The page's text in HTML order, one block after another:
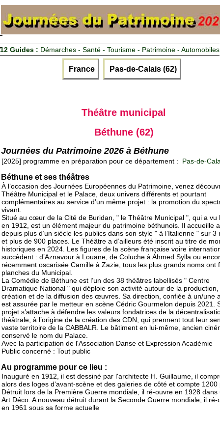
12 Guides : Démarches - Santé - Tourisme - Patrimoine - Automobiles
France Pas-de-Calais (62)
Théâtre municipal
Béthune (62)
Journées du Patrimoine 2026 à Béthune
[2025] programme en préparation pour ce département : Pas-de-
Béthune et ses théâtres
À l’occasion des Journées Européennes du Patrimoine, venez
Théâtre Municipal et le Palace, deux univers différents et pourtant
complémentaires au service d’un même projet : la promotion du
vivant.
Situé au cœur de la Cité de Buridan, " le Théâtre Municipal ", qui a vu
en 1912, est un élément majeur du patrimoine béthunois. Il accueille
depuis plus d’un siècle les publics dans son style " à l’Italienne " sur 3
et plus de 900 places. Le Théâtre a d’ailleurs été inscrit au titre de
historiques en 2024. Les figures de la scène française voire
succèdent : d’Aznavour à Louane, de Coluche à Ahmed Sylla ou
récemment oscarisée Camille à Zazie, tous les plus grands noms ont
planches du Municipal.
La Comédie de Béthune est l’un des 38 théâtres labellisés " Centre
Dramatique National " qui déploie son activité autour de la
création et de la diffusion des œuvres. Sa direction, confiée à un/une
est assurée par le metteur en scène Cédric Gourmelon depuis 2021.
projet s’attache à défendre les valeurs fondatrices de la
théâtrale, à l’origine de la création des CDN, qui prennent tout leur
vaste territoire de la CABBALR. Le bâtiment en lui-même, ancien
conservé le nom du Palace.
Avec la participation de l'Association Danse et Expression Académie
Public concerné : Tout public
Au programme pour ce lieu :
Inauguré en 1912, il est dessiné par l'architecte H. Guillaume, il
alors des loges d'avant-scène et des galeries de côté et compte 1200
Détruit lors de la Première Guerre mondiale, il ré-ouvre en 1928 dans
Art Déco. A nouveau détruit durant la Seconde Guerre mondiale, il ré-
en 1961 sous sa forme actuelle